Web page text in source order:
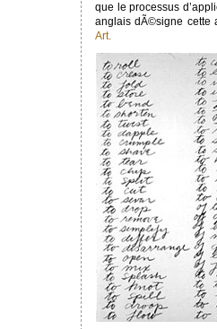
que le processus
anglais dÃ©signe cette
Art.